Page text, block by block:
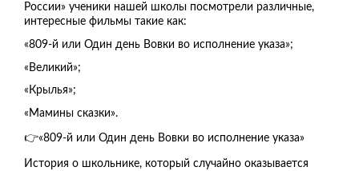
России» ученики нашей школы посмотрели различные,
интересные фильмы такие как:
«809-й или Один день Вовки во исполнение указа»;
«Великий»;
«Крылья»;
«Мамины сказки».
👉«809-й или Один день Вовки во исполнение указа»
История о школьнике, который случайно оказывается